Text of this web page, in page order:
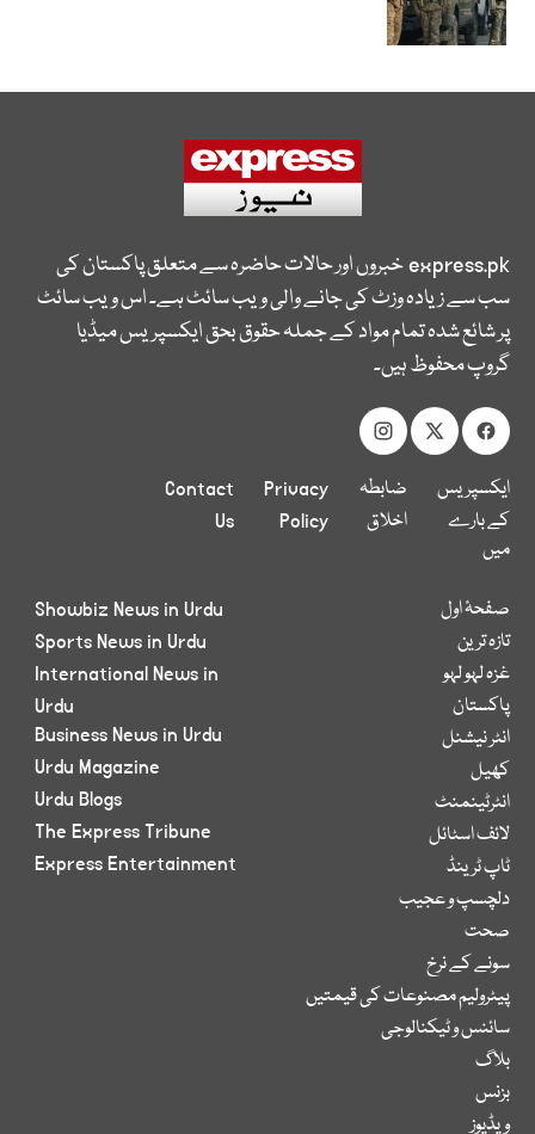
express.pkخبروں اور حالات حاضرہ سے متعلق پاکستان کی
سب سے زیادہ وزٹ کی جانے والی ویب سائٹ ہے۔ اس ویب سائٹ
پر شائع شدہ تمام مواد کے جملہ حقوق بحق ایکسپریس میڈیا
گروپ محفوظ ہیں۔
ایکسپریس
کے بارے
میں
ضابطہ
اخلاق
Privacy
Policy
Contact
Us
صفحۂ اول
تازہ ترین
غزہ لہو لہو
پاکستان
انٹر نیشنل
کھیل
انٹرٹینمنٹ
لائف اسٹائل
ٹاپ ٹرینڈ
دلچسپ و عجیب
صحت
سونے کے نرخ
پیٹرولیم مصنوعات کی قیمتیں
سائنس و ٹیکنالوجی
بلاگ
بزنس
ویڈیوز
Showbiz News in Urdu
Sports News in Urdu
International News in
Urdu
Business News in Urdu
Urdu Magazine
Urdu Blogs
The Express Tribune
Express Entertainment